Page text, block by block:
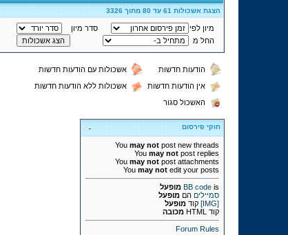
הצגת אשכולות 61 עד 80 מתוך 3326
מיון לפי
סדר מיון
החל מ
הודעות חדשות
אשכולות עם הודעות חדשות
אין הודעות חדשות
אשכולות ללא הודעות חדשות
האשכול סגור
חוקי פירסום
You may not post new threads
You may not post replies
You may not post attachments
You may not edit your posts
BB code is
מופעל
סמיילים הם מופעל
[IMG]
קוד מופעל
קוד HTML
מכובה
Forum Rules